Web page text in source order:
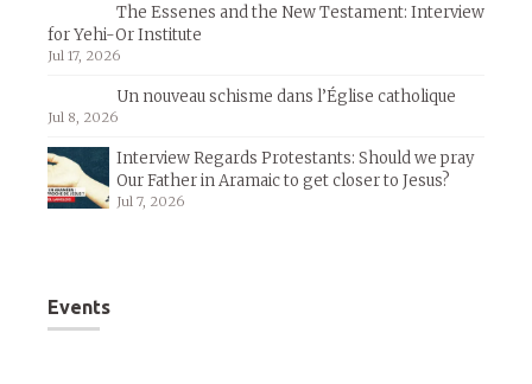
The Essenes and the New Testament: Interview
for Yehi-Or Institute
Jul 17, 2026
Un nouveau schisme dans l’Église catholique
Jul 8, 2026
Interview Regards Protestants: Should we pray
Our Father in Aramaic to get closer to Jesus?
Jul 7, 2026
Events